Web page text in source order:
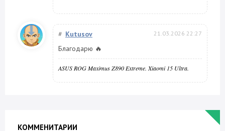
# Kutusov 21.03.2026 22:27
Благодарю 🔥
ASUS ROG Maximus Z890 Extreme. Xiaomi 15 Ultra.
КОММЕНИТАРИИ